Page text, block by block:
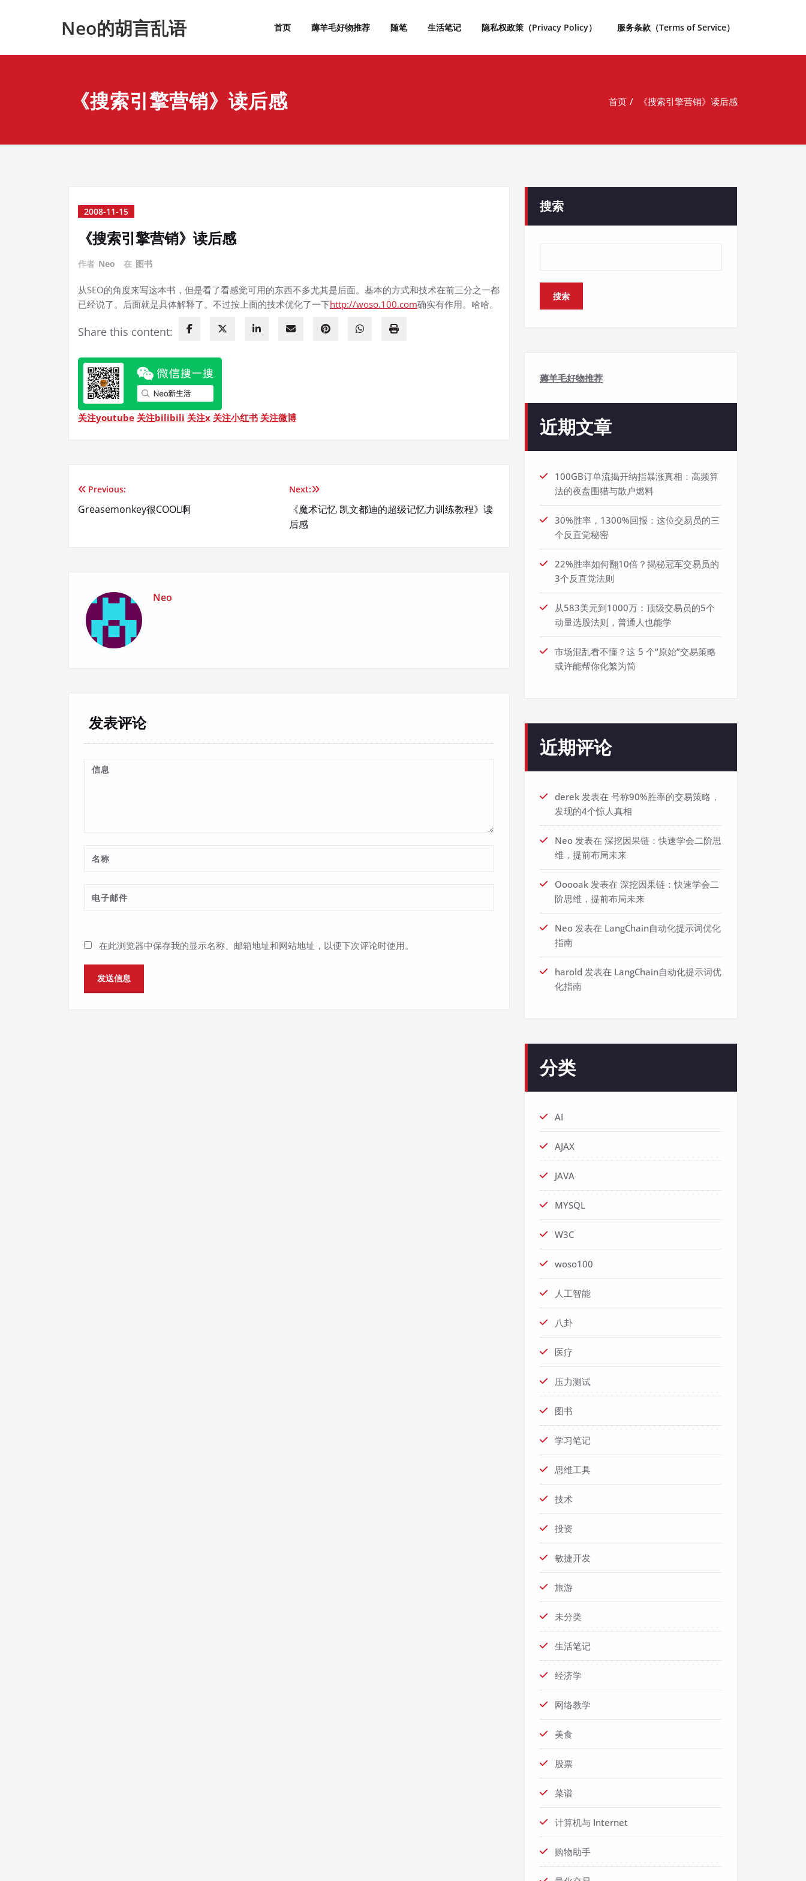
Neo的胡言乱语 首页 薅羊毛好物推荐 随笔 生活笔记 隐私权政策（Privacy Policy） 服务条款（Terms of Service）
《搜索引擎营销》读后感 首页 《搜索引擎营销》读后感
2008-11-15
《搜索引擎营销》读后感
作者 Neo 在 图书
从SEO的角度来写这本书，但是看了看感觉可用的东西不多尤其是后面。基本的方式和技术在前三分之一都
已经说了。后面就是具体解释了。不过按上面的技术优化了一下http://woso.100.com确实有作用。哈哈。
Share this content:
关注youtube 关注bilibili 关注x 关注小红书 关注微博
文Previous:
Greasemonkey很COOL啊
Next:
《魔术记忆 凯文都迪的超级记忆力训练教程》读
后感
Neo
发表评论
在此浏览器中保存我的显示名称、邮箱地址和网站地址，以便下次评论时使用。
搜索
搜索
薅羊毛好物推荐
近期文章
100GB订单流揭开纳指暴涨真相：高频算
法的夜盘围猎与散户燃料
30%胜率，1300%回报：这位交易员的三
个反直觉秘密
22%胜率如何翻10倍？揭秘冠军交易员的
3个反直觉法则
从583美元到1000万：顶级交易员的5个
动量选股法则，普通人也能学
市场混乱看不懂？这 5 个“原始”交易策略
或许能帮你化繁为简
近期评论
derek 发表在 号称90%胜率的交易策略，
发现的4个惊人真相
Neo 发表在 深挖因果链：快速学会二阶思
维，提前布局未来
Ooooak 发表在 深挖因果链：快速学会二
阶思维，提前布局未来
Neo 发表在 LangChain自动化提示词优化
指南
harold 发表在 LangChain自动化提示词优
化指南
分类
AI
AJAX
JAVA
MYSQL
W3C
woso100
人工智能
八卦
医疗
压力测试
图书
学习笔记
思维工具
技术
投资
敏捷开发
旅游
未分类
生活笔记
经济学
网络教学
美食
股票
菜谱
计算机与 Internet
购物助手